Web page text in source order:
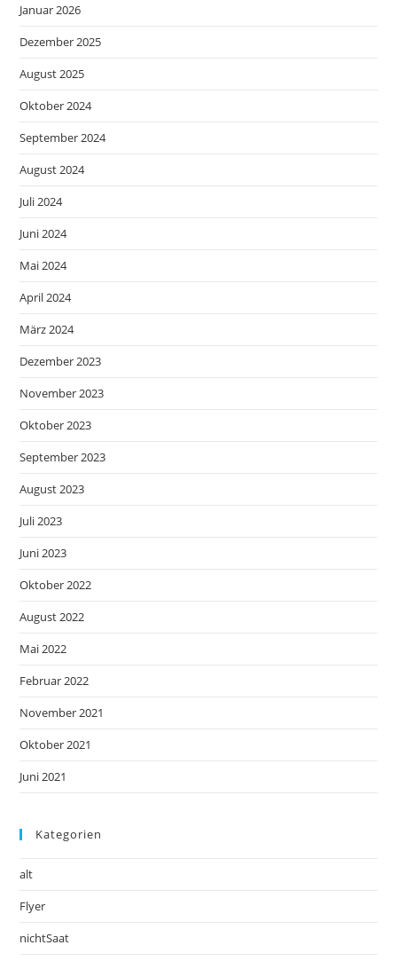
Januar 2026
Dezember 2025
August 2025
Oktober 2024
September 2024
August 2024
Juli 2024
Juni 2024
Mai 2024
April 2024
März 2024
Dezember 2023
November 2023
Oktober 2023
September 2023
August 2023
Juli 2023
Juni 2023
Oktober 2022
August 2022
Mai 2022
Februar 2022
November 2021
Oktober 2021
Juni 2021
Kategorien
alt
Flyer
nichtSaat